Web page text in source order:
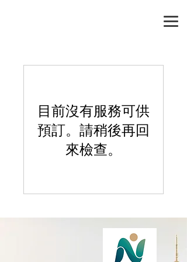
目前沒有服務可供
預訂。請稍後再回
來檢查。